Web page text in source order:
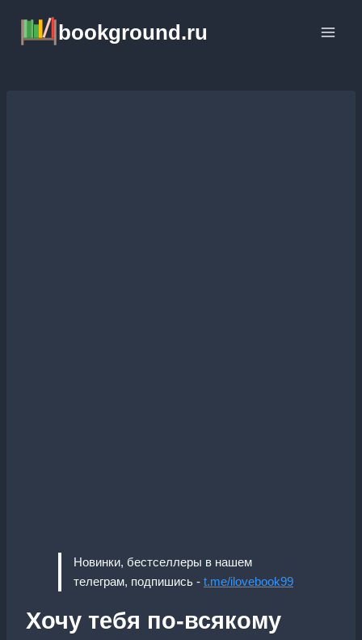
содержимому
bookground.ru
Новинки, бестселлеры в нашем
телеграм, подпишись - t.me/ilovebook99
Хочу тебя по-всякому